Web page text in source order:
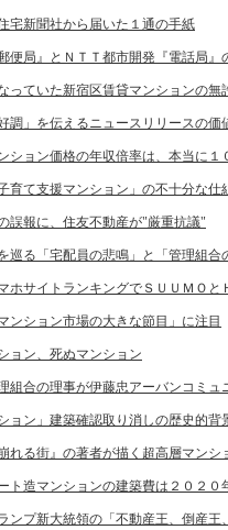
宅新聞社から届いた１通の手紙
便局』とＮＴＴ都市開発『電話局
っていた新宿区賃貸マンションの無
調」を伝えるニュースリリースの価
ション価格の年収倍率は、本当に１
育て支援マンション」の不十分な仕
誤報に、住友不動産が"厳重抗議"
巡る「宅配員の悲鳴」と「管理組合
ホサイトランキングでＳＵＵＭＯと
ンション市場の大きな節目」に注目
ョン、死ぬマンション
組合の理事が伊藤忠アーバンコミュ
ョン」建築確認取り消しの歴史的背
る街』の著者が描く超高層マンシ
ト造マンションの建築費は２０２０
ンプ新大統領の「不動産王、倒産王